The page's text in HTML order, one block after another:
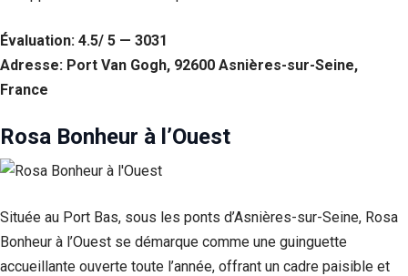
Évaluation: 4.5/ 5 — 3031
Adresse: Port Van Gogh, 92600 Asnières-sur-Seine,
France
Rosa Bonheur à l’Ouest
Située au Port Bas, sous les ponts d’Asnières-sur-Seine, Rosa
Bonheur à l’Ouest se démarque comme une guinguette
accueillante ouverte toute l’année, offrant un cadre paisible et